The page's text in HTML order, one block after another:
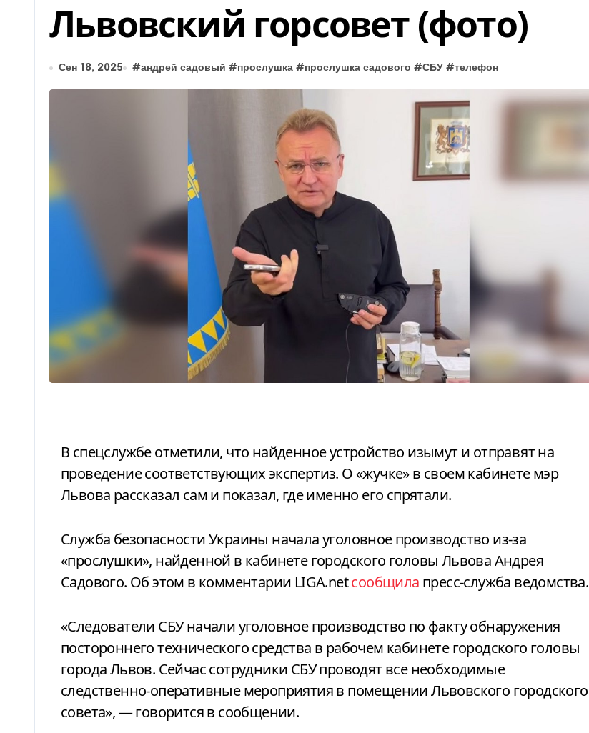
Львовский горсовет (фото)
Сен 18, 2025 #андрей садовый #прослушка #прослушка садового #СБУ #телефон
В спецслужбе отметили, что найденное устройство изымут и отправят на
проведение соответствующих экспертиз. О «жучке» в своем кабинете мэр
Львова рассказал сам и показал, где именно его спрятали.
Служба безопасности Украины начала уголовное производство из-за
«прослушки», найденной в кабинете городского головы Львова Андрея
Садового. Об этом в комментарии LIGA.netсообщила пресс-служба ведомства.
«Следователи СБУ начали уголовное производство по факту обнаружения
постороннего технического средства в рабочем кабинете городского головы
города Львов. Сейчас сотрудники СБУ проводят все необходимые
следственно-оперативные мероприятия в помещении Львовского городского
совета», — говорится в сообщении.